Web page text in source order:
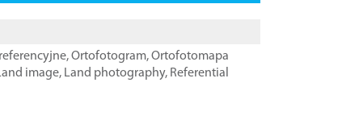
,Ortofotogram,Ortofotomapa
image, Land photography, Referential